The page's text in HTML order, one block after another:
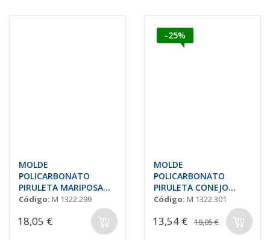
MOLDE
POLICARBONATO
PIRULETA MARIPOSA
60x49 H=9,7mm.
Código: M 1322.299
18,05 €
-25%
MOLDE
POLICARBONATO
PIRULETA CONEJO
90x32,3 H=12mm.
Código: M 1322.301
13,54 € 18,05 €